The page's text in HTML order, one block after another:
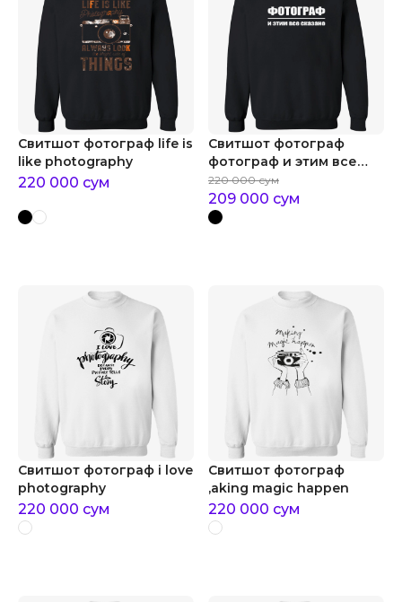
Свитшот фотограф life is
like photography
220 000 сум
Свитшот фотограф
фотограф и этим все
сказано
220 000 сум
209 000 сум
Свитшот фотограф i love
photography
220 000 сум
Свитшот фотограф
,aking magic happen
220 000 сум